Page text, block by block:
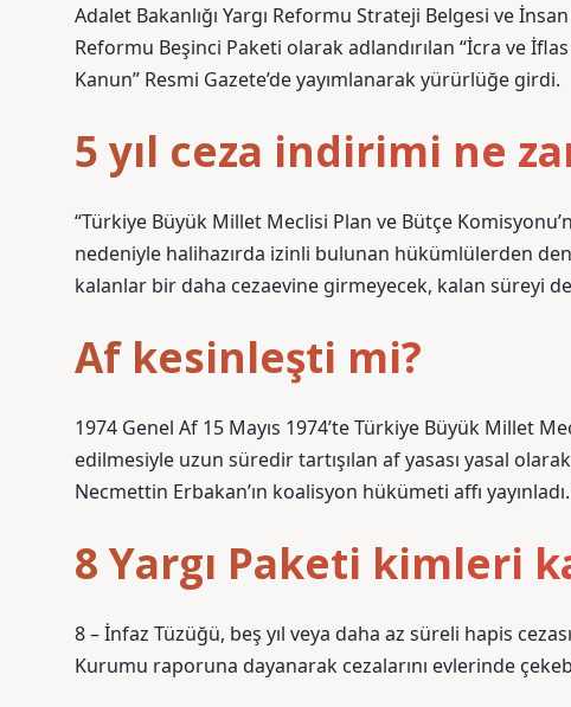
Adalet Bakanlığı Yargı Reformu Strateji Belgesi ve
Reformu Beşinci Paketi olarak adlandırılan “İcra ve
Kanun” Resmi Gazete’de yayımlanarak yürürlüğe girdi.
5 yıl ceza indirimi ne
“Türkiye Büyük Millet Meclisi Plan ve Bütçe
nedeniyle halihazırda izinli bulunan hükümlülerden
kalanlar bir daha cezaevine girmeyecek, kalan süreyi
Af kesinleşti mi?
1974 Genel Af 15 Mayıs 1974’te Türkiye Büyük Millet
edilmesiyle uzun süredir tartışılan af yasası yasal
Necmettin Erbakan’ın koalisyon hükümeti affı
8 Yargı Paketi kimleri
8 – İnfaz Tüzüğü, beş yıl veya daha az süreli hapis
Kurumu raporuna dayanarak cezalarını evlerinde